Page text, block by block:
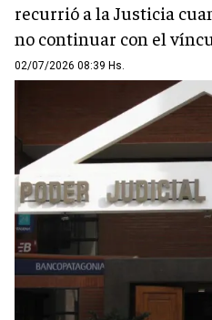
recurrió a la Justicia
no continuar con el
02/07/2026 08:39 Hs.